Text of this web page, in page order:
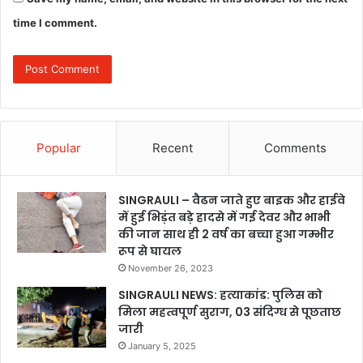
time I comment.
Popular Recent Comments
SINGRAULI – वैढन जाते हुए बाइक और हाईवे
में हुई भिड़ंत बड़े हादसे में गई देवर और भाभी
की जान साथ ही 2 वर्ष का बच्चा हुआ गम्भीर
रूप से घायल
November 26, 2023
SINGRAULI NEWS: हत्याकांड: पुलिस को
मिला महत्वपूर्ण सुराग, 03 संदिग्ध से पूछताछ
जारी
January 5, 2025